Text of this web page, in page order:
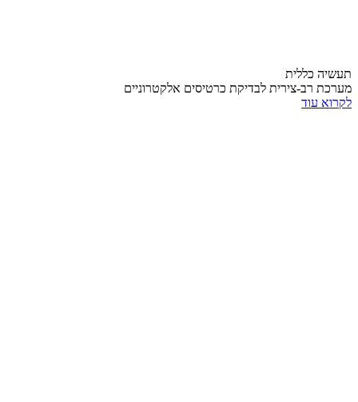
תעשיה כללית
מערכת רב-צירית לבדיקת כרטיסים אלקטרוניים
לקרוא עוד